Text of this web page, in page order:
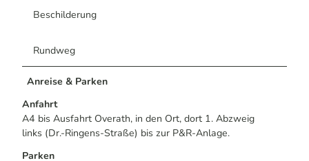
Beschilderung
Rundweg
Anreise & Parken
Anfahrt
A4 bis Ausfahrt Overath, in den Ort, dort 1. Abzweig
links (Dr.-Ringens-Straße) bis zur P&R-Anlage.
Parken